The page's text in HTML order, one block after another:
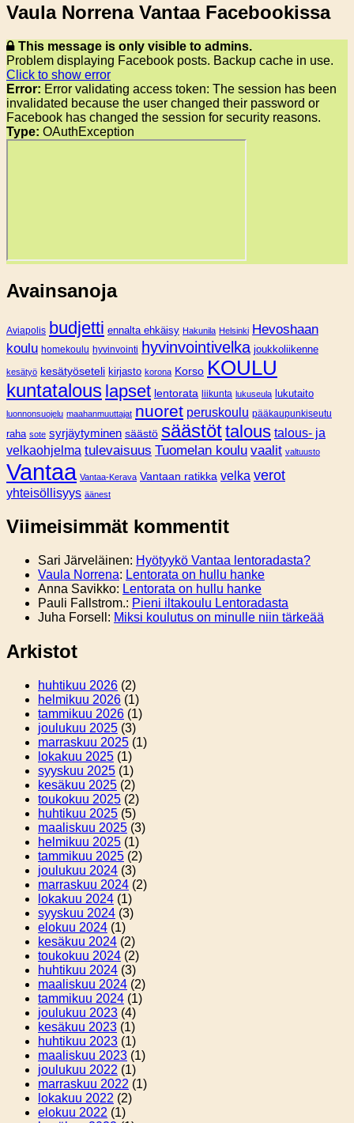
Vaula Norrena Vantaa Facebookissa
This message is only visible to admins.
Problem displaying Facebook posts. Backup cache in use.
Click to show error
Error: Error validating access token: The session has been
invalidated because the user changed their password or
Facebook has changed the session for security reasons.
Type: OAuthException
Avainsanoja
Aviapolis budjetti ennalta ehkäisy Hakunila Helsinki Hevoshaan
koulu homekoulu hyvinvointi hyvinvointivelka joukkoliikenne
kesätyö kesätyöseteli kirjasto korona Korso KOULU
kuntatalous lapset lentorata liikunta lukuseula lukutaito
luonnonsuojelu maahanmuuttajat nuoret peruskoulu pääkaupunkiseutu
raha sote syrjäytyminen säästö säästöttalous talous- ja
velkaohjelma tulevaisuus Tuomelan koulu vaalit valtuusto
Vantaa Vantaa-Kerava Vantaan ratikka velka verot
yhteisöllisyys äänest
Viimeisimmät kommentit
Sari Järveläinen: Hyötyykö Vantaa lentoradasta?
Vaula Norrena: Lentorata on hullu hanke
Anna Savikko: Lentorata on hullu hanke
Pauli Fallstrom.: Pieni iltakoulu Lentoradasta
Juha Forsell : Miksi koulutus on minulle niin tärkeää
Arkistot
huhtikuu 2026 (2)
helmikuu 2026 (1)
tammikuu 2026 (1)
joulukuu 2025 (3)
marraskuu 2025 (1)
lokakuu 2025 (1)
syyskuu 2025 (1)
kesäkuu 2025 (2)
toukokuu 2025 (2)
huhtikuu 2025 (5)
maaliskuu 2025 (3)
helmikuu 2025 (1)
tammikuu 2025 (2)
joulukuu 2024 (3)
marraskuu 2024 (2)
lokakuu 2024 (1)
syyskuu 2024 (3)
elokuu 2024 (1)
kesäkuu 2024 (2)
toukokuu 2024 (2)
huhtikuu 2024 (3)
maaliskuu 2024 (2)
tammikuu 2024 (1)
joulukuu 2023 (4)
kesäkuu 2023 (1)
huhtikuu 2023 (1)
maaliskuu 2023 (1)
joulukuu 2022 (1)
marraskuu 2022 (1)
lokakuu 2022 (2)
elokuu 2022 (1)